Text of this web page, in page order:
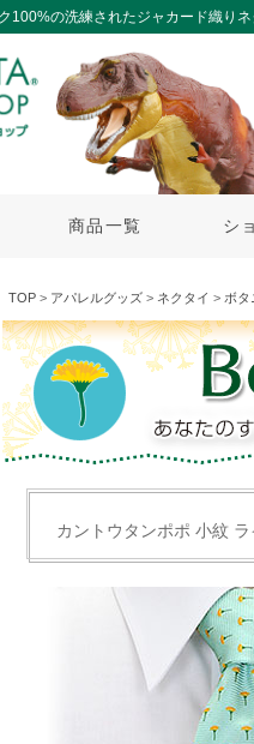
100%の洗練されたジャカード織り
商品一覧 シ
TOP > アパレルグッズ > ネクタイ > ボタ
カントウタンポポ 小紋